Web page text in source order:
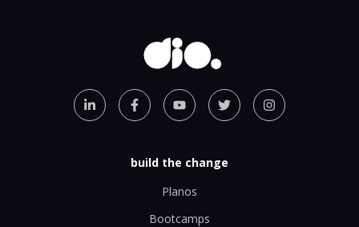
build the change
Planos
Bootcamps